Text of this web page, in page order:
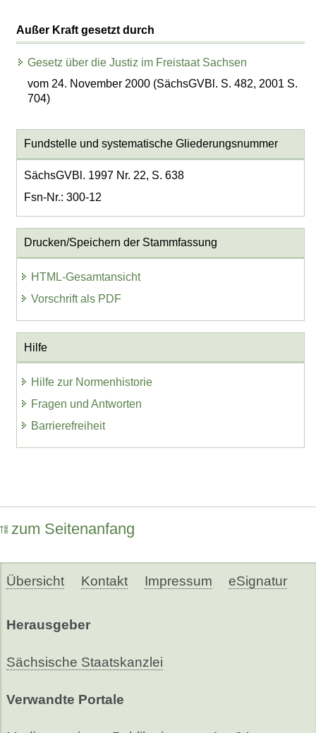
Außer Kraft gesetzt durch
Gesetz über die Justiz im Freistaat Sachsen
vom 24. November 2000 (SächsGVBl. S. 482, 2001 S.
704)
Fundstelle und systematische Gliederungsnummer
SächsGVBl. 1997 Nr. 22, S. 638
Fsn-Nr.: 300-12
Drucken/Speichern der Stammfassung
HTML-Gesamtansicht
Vorschrift als PDF
Hilfe
Hilfe zur Normenhistorie
Fragen und Antworten
Barrierefreiheit
zum Seitenanfang
Übersicht Kontakt Impressum eSignatur
Herausgeber
Sächsische Staatskanzlei
Verwandte Portale